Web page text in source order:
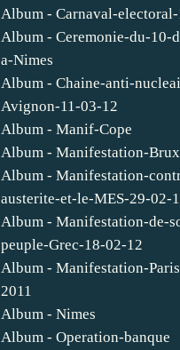
Album - Carnaval-
Album - Ceremonie-du-10-
a-Nimes
Album - Chaine-anti-
Avignon-11-03-12
Album - Manif-Cope
Album - Manifestation-
Album - Manifestation-
austerite-et-le-MES-29-02-
Album - Manifestation-de-
peuple-Grec-18-02-12
Album - Manifestation-
2011
Album - Nimes
Album - Operation-banque